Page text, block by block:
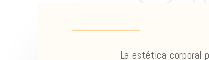
La estética corporal